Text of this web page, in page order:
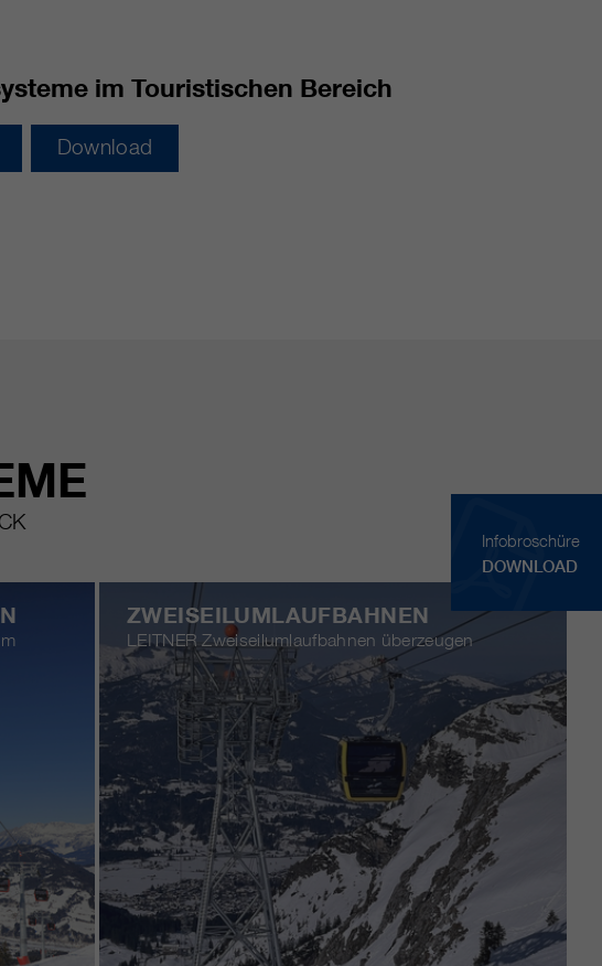
im Touristischen Bereich
Download
Infobroschüre
DOWNLOAD
ZWEISEILUMLAUFBAHNEN
LEITNER Zweiseilumlaufbahnen überzeugen